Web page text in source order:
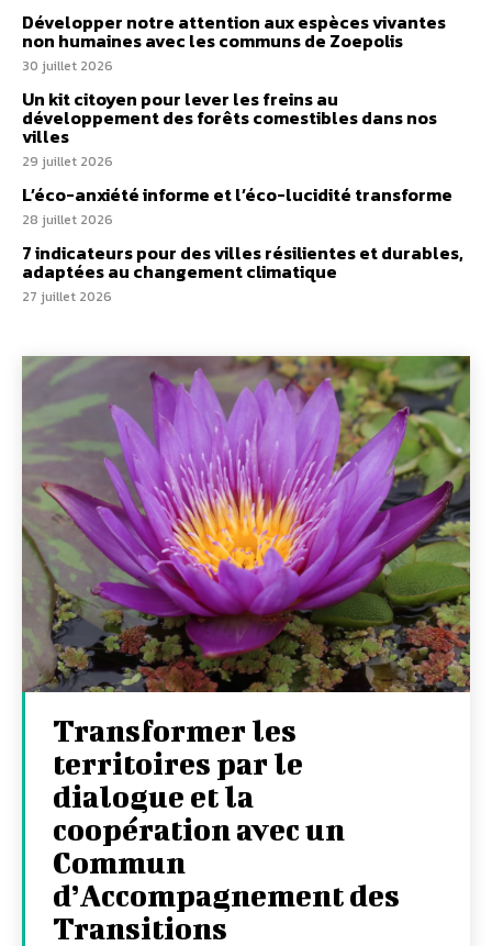
Développer notre attention aux espèces vivantes
non humaines avec les communs de Zoepolis
30 juillet 2026
Un kit citoyen pour lever les freins au
développement des forêts comestibles dans nos
villes
29 juillet 2026
L’éco-anxiété informe et l’éco-lucidité transforme
28 juillet 2026
7 indicateurs pour des villes résilientes et durables,
adaptées au changement climatique
27 juillet 2026
Transformer les
territoires par le
dialogue et la
coopération avec un
Commun
d’Accompagnement des
Transitions